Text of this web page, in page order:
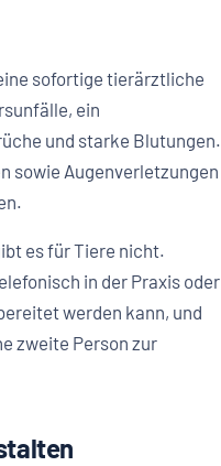
sofortige tierärztliche
ein
und starke Blutungen.
sowie Augenverletzungen
es für Tiere nicht.
in der Praxis oder
werden kann, und
zweite Person zur